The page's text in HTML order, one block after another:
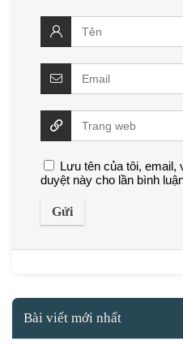
Lưu tên của tôi, email,
duyệt này cho lần bình
Bài viết mới nhất